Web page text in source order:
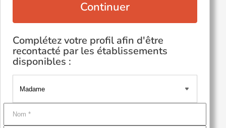
Continuer
Complétez votre profil afin d'être
recontacté par les établissements
disponibles :